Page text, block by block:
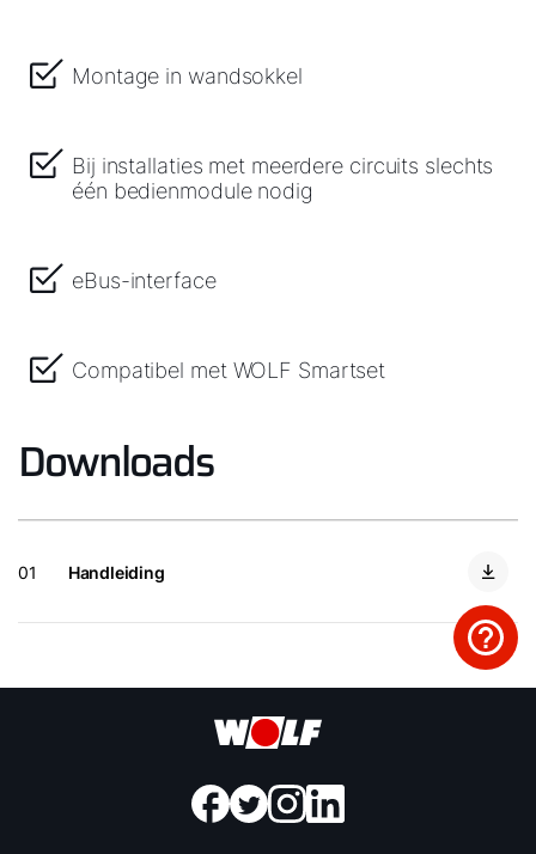
Montage in wandsokkel
Bij installaties met meerdere circuits slechts
één bedienmodule nodig
eBus-interface
Compatibel met WOLF Smartset
Downloads
01 Handleiding